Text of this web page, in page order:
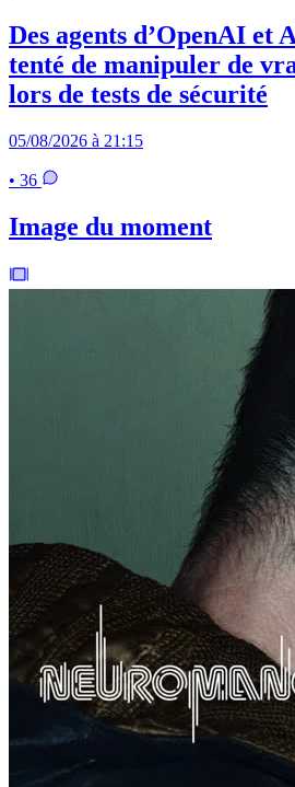
Des agents d’OpenAI et
tenté de manipuler de
lors de tests de sécurité
05/08/2026 à 21:15
• 36
Image du moment